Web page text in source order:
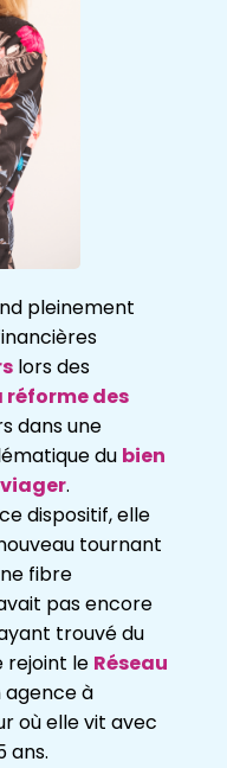
pleinement
lors des
des
dans une
du bien
viager.
dispositif, elle
tournant
fibre
pas encore
trouvé du
rejoint le Réseau
agence à
où elle vit avec
ans.